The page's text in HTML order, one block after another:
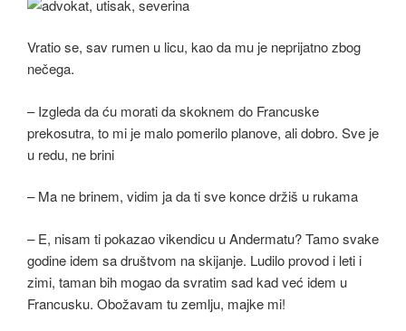
Vratio se, sav rumen u licu, kao da mu je neprijatno zbog
nečega.
– Izgleda da ću morati da skoknem do Francuske
prekosutra, to mi je malo pomerilo planove, ali dobro. Sve je
u redu, ne brini
– Ma ne brinem, vidim ja da ti sve konce držiš u rukama
– E, nisam ti pokazao vikendicu u Andermatu? Tamo svake
godine idem sa društvom na skijanje. Ludilo provod i leti i
zimi, taman bih mogao da svratim sad kad već idem u
Francusku. Obožavam tu zemlju, majke mi!